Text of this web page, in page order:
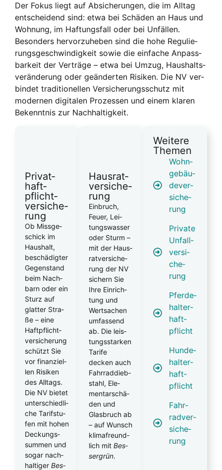
Der Fokus liegt auf Absi­che­run­gen, die im All­tag
ent­schei­dend sind: etwa bei Schä­den an Haus und
Woh­nung, im Haf­tungs­fall oder bei Unfäl­len.
Beson­ders her­vor­zu­he­ben sind die hohe Regu­lie­
rungs­ge­schwin­dig­keit sowie die ein­fa­che Anpass­
bar­keit der Ver­trä­ge – etwa bei Umzug, Haus­halts­
ver­än­de­rung oder geän­der­ten Risi­ken. Die NV ver­
bin­det tra­di­tio­nel­len Ver­si­che­rungs­schutz mit
moder­nen digi­ta­len Pro­zes­sen und einem kla­ren
Bekennt­nis zur Nach­hal­tig­keit.
Pri­vat­
haft­
pflicht­
ver­si­che­
rung
Ob Miss­ge­
schick im
Haus­halt,
beschä­dig­ter
Gegen­stand
beim Nach­
barn oder ein
Sturz auf
glat­ter Stra­
ße – eine
Haft­pflicht­
ver­si­che­rung
schützt Sie
vor finan­zi­el­
len Risi­ken
des All­tags.
Die NV bie­tet
unter­schied­li­
che Tarif­stu­
fen mit hohen
Deckungs­
sum­men und
sogar nach­
hal­ti­ger Bes­
Haus­rat­
ver­si­che­
rung
Ein­bruch,
Feu­er, Lei­
tungs­was­ser
oder Sturm –
mit der Haus­
rat­ver­si­che­
rung der NV
sichern Sie
Ihre Ein­rich­
tung und
Wert­sa­chen
umfas­send
ab. Die leis­
tungs­star­ken
Tari­fe
decken auch
Fahr­rad­dieb­
stahl, Ele­
men­tar­schä­
den und
Glas­bruch ab
– auf Wunsch
kli­ma­freund­
lich mitBes­
ser­grün.
Wei­te­re
The­men
Wohn­
ge­bäu­
de­ver­
si­che­
rung
Pri­va­te
Unfall­
ver­si­
che­
rung
Pfer­de­
hal­ter­
haft­
pflicht
Hun­de­
hal­ter­
haft­
pflicht
Fahr­
rad­ver­
si­che­
rung